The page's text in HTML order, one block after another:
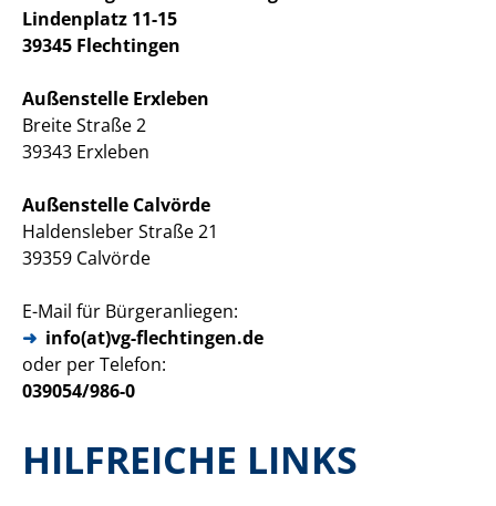
Lindenplatz 11-15
39345 Flechtingen
Außenstelle Erxleben
Breite Straße 2
39343 Erxleben
Außenstelle Calvörde
Haldensleber Straße 21
39359 Calvörde
E-Mail für Bürgeranliegen:
info(at)vg-flechtingen.de
oder per Telefon:
039054/986-0
HILFREICHE LINKS